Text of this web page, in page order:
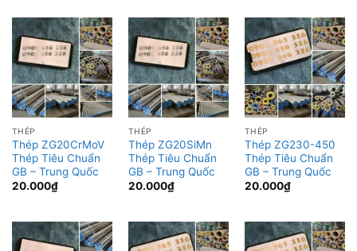
THÉP
Thép ZG20CrMoV
Thép Tiêu Chuẩn
GB – Trung Quốc
20.000₫
THÉP
Thép ZG20SiMn
Thép Tiêu Chuẩn
GB – Trung Quốc
20.000₫
THÉP
Thép ZG230-450
Thép Tiêu Chuẩn
GB – Trung Quốc
20.000₫